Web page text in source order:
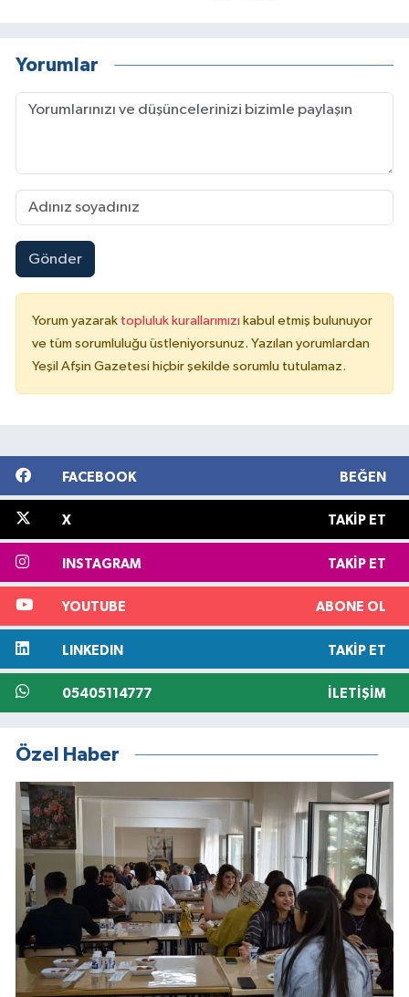
Yorumlar
Gönder
Yorum yazarak topluluk kurallarımızı kabul etmiş bulunuyor
ve tüm sorumluluğu üstleniyorsunuz. Yazılan yorumlardan
Yeşil Afşin Gazetesi hiçbir şekilde sorumlu tutulamaz.
FACEBOOK BEĞEN
X TAKIP ET
INSTAGRAM TAKIP ET
YOUTUBE ABONE OL
LINKEDIN TAKIP ET
05405114777 İLETIŞIM
Özel Haber